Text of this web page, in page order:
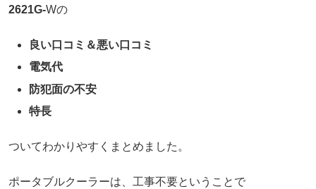
2621G-Wの
良い口コミ＆悪い口コミ
電気代
防犯面の不安
特長
ついてわかりやすくまとめました。
ポータブルクーラーは、工事不要ということで